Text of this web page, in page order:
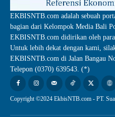
EKBISNTB.com adalah sebuah
bagian dari Kelompok Media Bali
EKBISNTB.com didirikan oleh
Untuk lebih dekat dengan kami,
EKBISNTB.com di Jalan Bangau
Telepon (0370) 639543. (*)
Copyright ©2024 EkbisNTB.com - PT.